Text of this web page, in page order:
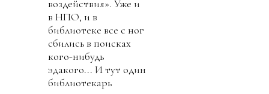
воздействия». Уже и
в НПО, и в
библиотеке все с ног
сбились в поисках
кого-нибудь
эдакого... И тут один
библиотекарь